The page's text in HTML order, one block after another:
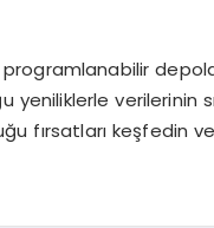
programlanabilir
verilerinin
fırsatları keşfedin